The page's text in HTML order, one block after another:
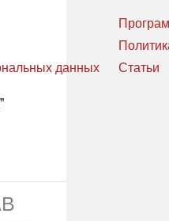
данных
Статьи